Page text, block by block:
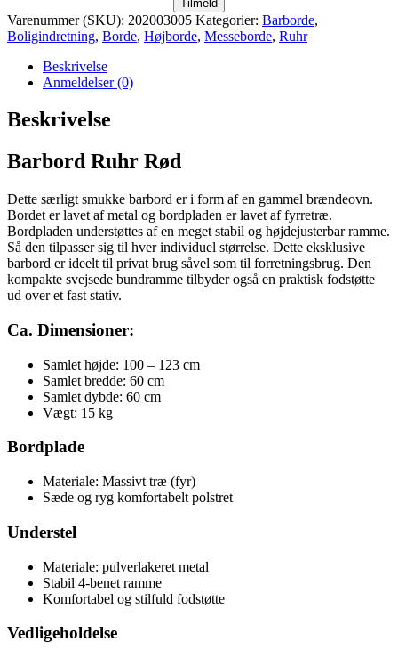
Tilmeld
Varenummer (SKU): 202003005 Kategorier: Barborde,
Boligindretning, Borde, Højborde, Messeborde, Ruhr
Beskrivelse
Anmeldelser (0)
Beskrivelse
Barbord Ruhr Rød
Dette særligt smukke barbord er i form af en gammel brændeovn.
Bordet er lavet af metal og bordpladen er lavet af fyrretræ.
Bordpladen understøttes af en meget stabil og højdejusterbar ramme.
Så den tilpasser sig til hver individuel størrelse. Dette eksklusive
barbord er ideelt til privat brug såvel som til forretningsbrug. Den
kompakte svejsede bundramme tilbyder også en praktisk fodstøtte
ud over et fast stativ.
Ca. Dimensioner:
Samlet højde: 100 – 123 cm
Samlet bredde: 60 cm
Samlet dybde: 60 cm
Vægt: 15 kg
Bordplade
Materiale: Massivt træ (fyr)
Sæde og ryg komfortabelt polstret
Understel
Materiale: pulverlakeret metal
Stabil 4-benet ramme
Komfortabel og stilfuld fodstøtte
Vedligeholdelse